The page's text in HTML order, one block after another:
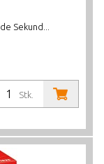
Sekund...
Stk.